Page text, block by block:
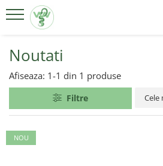
Suplimente Pentru Femei
Suplimente Pentru Bărbați
Noutati
Afiseaza: 1-1 din 1 produse
Filtre
NOU